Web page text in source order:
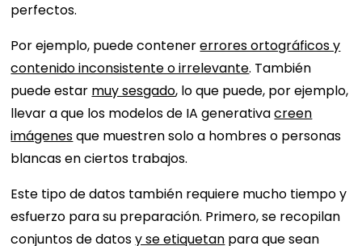
perfectos.
Por ejemplo, puede contenererrores ortográficos y
contenido inconsistente o irrelevante. También
puede estar muy sesgado, lo que puede, por ejemplo,
llevar a que los modelos de IA generativacreen
imágenesque muestren solo a hombres o personas
blancas en ciertos trabajos.
Este tipo de datos también requiere mucho tiempo y
esfuerzo para su preparación. Primero, se recopilan
conjuntos de datosy se etiquetan para que sean